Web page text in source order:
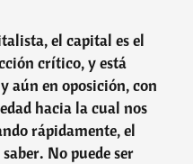
el capital es el
crítico, y está
aún en oposición, con
hacia la cual nos
rápidamente, el
No puede ser